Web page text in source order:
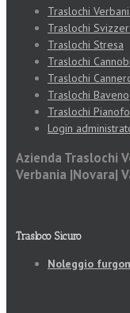
Traslochi
Traslochi
Traslochi Stresa
Traslochi
Traslochi
Traslochi Baveno
Traslochi
Login
Azienda Traslochi
Verbania |Novara|
Trasloco Sicuro
Noleggio